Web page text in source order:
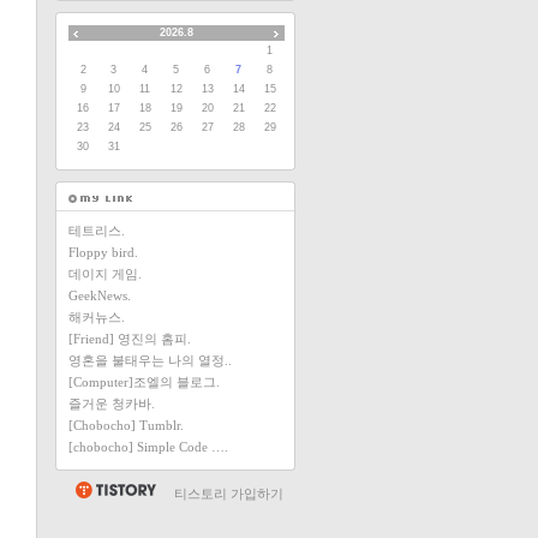
2026.8
1
2
3 4 5 6 7
8
9
10 11 12 13 14
15
16
17 18 19 20 21
22
23
24 25 26 27 28
29
30
31
테트리스.
Floppy bird.
데이지 게임.
GeekNews.
해커뉴스.
[Friend] 영진의 홈피.
영혼을 불태우는 나의 열정..
[Computer]조엘의 블로그.
즐거운 청카바.
[Chobocho] Tumblr.
[chobocho] Simple Code ….
티스토리 가입하기